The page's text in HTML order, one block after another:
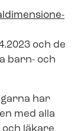
och de
barn- och
har
med alla
läkare